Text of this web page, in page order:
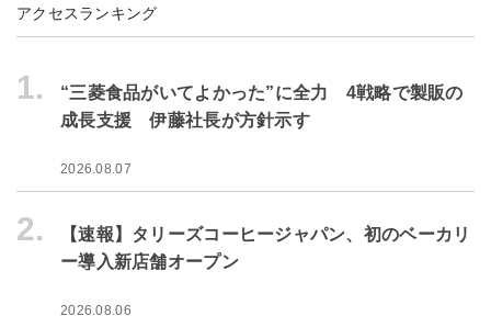
アクセスランキング
1.
“三菱食品がいてよかった”に全力 4戦略で製販の
成長支援 伊藤社長が方針示す
2026.08.07
2.
【速報】タリーズコーヒージャパン、初のベーカリ
ー導入新店舗オープン
2026.08.06